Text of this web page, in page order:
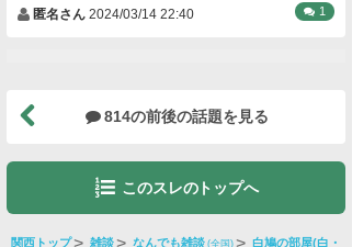
匿名さん 2024/03/14 22:40 1
814の前後の話題を見る
このスレのトップへ
関西トップ 雑談 なんでも雑談 (全国)
白鳩の部屋(白・